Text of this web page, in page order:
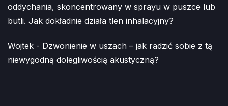
oddychania, skoncentrowany w sprayu w puszce lub
butli. Jak dokładnie działa tlen inhalacyjny?
Wojtek - Dzwonienie w uszach – jak radzić sobie z tą
niewygodną dolegliwością akustyczną?